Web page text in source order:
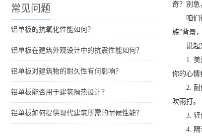
常见问题
铝单板的抗氧化性能如何？
铝单板在建筑外观设计中的抗震性能如何？
铝单板对建筑物的耐久性有何影响？
铝单板能否用于建筑隔热设计？
铝单板如何提供现代建筑所需的耐候性能？
奇？别急
咱们
族”背景
说起
1.
你的心情
2.
吹雨打。
3. 轻
4.